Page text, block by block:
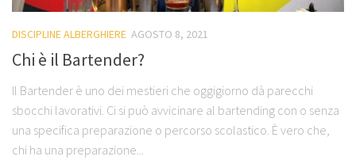
DISCIPLINE ALBERGHIERE AGOSTO 8, 2021
Chi è il Bartender?
Il Bartender è uno dei mestieri che oggigiorno dà parecchi
sbocchi lavorativi. Ci si può avvicinare al bartending con o senza
una specifica preparazione o percorso scolastico. È vero che,
chi ha una preparazione...